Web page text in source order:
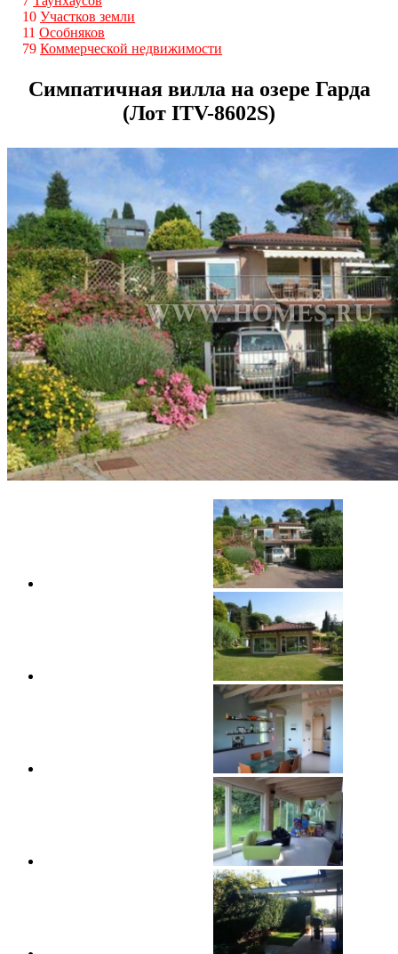
10 Участков земли
11 Особняков
79 Коммерческой недвижимости
Симпатичная вилла на озере Гарда
(Лот ITV-8602S)